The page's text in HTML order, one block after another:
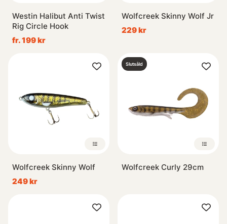
Westin Halibut Anti Twist
Rig Circle Hook
fr. 199 kr
Wolfcreek Skinny Wolf Jr
229 kr
Wolfcreek Skinny Wolf
249 kr
Slutsåld
Wolfcreek Curly 29cm